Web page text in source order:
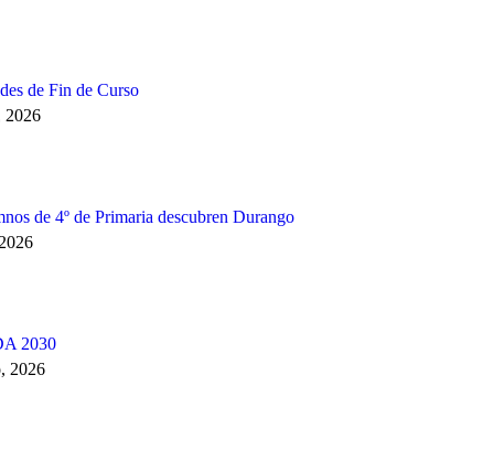
de Fin de Curso
2026
de 4º de Primaria descubren Durango
2030
2026